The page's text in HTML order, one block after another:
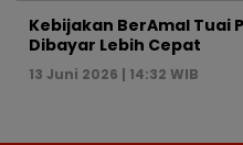
Kebijakan BerAmal Tuai
Dibayar Lebih Cepat
13 Juni 2026 | 14:32 WIB